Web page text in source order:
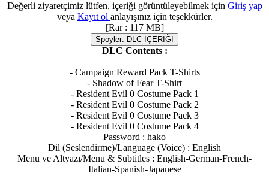
Değerli ziyaretçimiz lütfen, içeriği görüntüleyebilmek için Giriş yap
veya Kayıt ol anlayışınız için teşekkürler.
[Rar : 117 MB]
Spoyler: DLC İÇERİĞİ
DLC Contents :
- Campaign Reward Pack T-Shirts
- Shadow of Fear T-Shirt
- Resident Evil 0 Costume Pack 1
- Resident Evil 0 Costume Pack 2
- Resident Evil 0 Costume Pack 3
- Resident Evil 0 Costume Pack 4
Password : hako
Dil (Seslendirme)/Language (Voice) : English
Menu ve Altyazı/Menu & Subtitles : English-German-French-
Italian-Spanish-Japanese